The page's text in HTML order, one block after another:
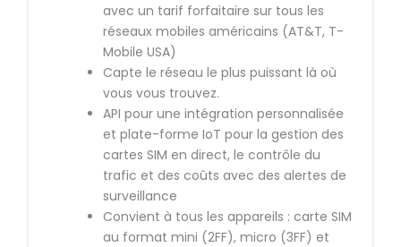
avec un tarif forfaitaire sur tous les
réseaux mobiles américains (AT&T, T-
Mobile USA)
Capte le réseau le plus puissant là où
vous vous trouvez.
API pour une intégration personnalisée
et plate-forme IoT pour la gestion des
cartes SIM en direct, le contrôle du
trafic et des coûts avec des alertes de
surveillance
Convient à tous les appareils : carte SIM
au format mini (2FF), micro (3FF) et